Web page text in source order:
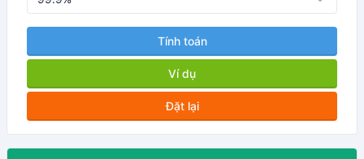
Tính toán
Ví dụ
Đặt lại